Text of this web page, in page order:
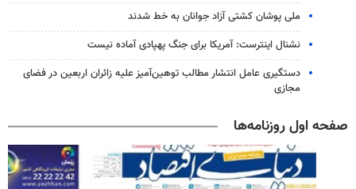
ملی پوشان کشتی آزاد جوانان به خط شدند
نشنال اینترست: آمریکا برای جنگ پهپادی آماده نیست
دستگیری عامل انتشار مطالب توهین‌آمیز علیه زائران اربعین در فضای
مجازی
صفحه اول روزنامه‌ها